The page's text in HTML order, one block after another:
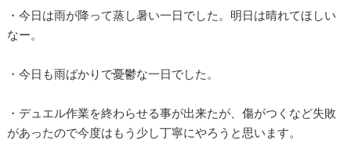
・今日は雨が降って蒸し暑い一日でした。明日は晴れてほしい
なー。
・今日も雨ばかりで憂鬱な一日でした。
・デュエル作業を終わらせる事が出来たが、傷がつくなど失敗
があったので今度はもう少し丁寧にやろうと思います。